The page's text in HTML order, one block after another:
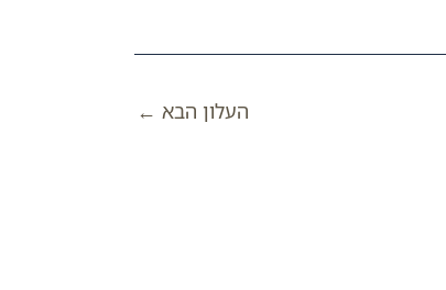
העלון הבא ←